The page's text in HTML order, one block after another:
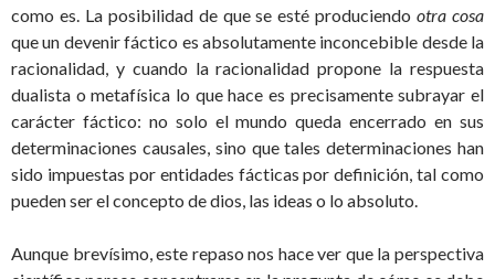
como es. La posibilidad de que se esté produciendootra cosa
que un devenir fáctico es absolutamente inconcebible desde la
racionalidad, y cuando la racionalidad propone la respuesta
dualista o metafísica lo que hace es precisamente subrayar el
carácter fáctico: no solo el mundo queda encerrado en sus
determinaciones causales, sino que tales determinaciones han
sido impuestas por entidades fácticas por definición, tal como
pueden ser el concepto de dios, las ideas o lo absoluto.
Aunque brevísimo, este repaso nos hace ver que la perspectiva